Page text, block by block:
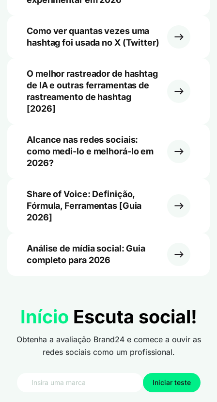
Como ver quantas vezes uma
hashtag foi usada no X (Twitter)
O melhor rastreador de hashtag
de IA e outras ferramentas de
rastreamento de hashtag
[2026]
Alcance nas redes sociais:
como medi-lo e melhorá-lo em
2026?
Share of Voice: Definição,
Fórmula, Ferramentas [Guia
2026]
Análise de mídia social: Guia
completo para 2026
Início Escuta social!
Obtenha a avaliação Brand24 e comece a ouvir as
redes sociais como um profissional.
Iniciar teste